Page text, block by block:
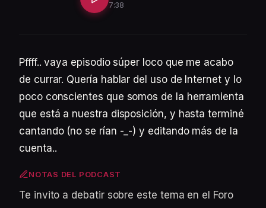
7:38
Pffff.. vaya episodio súper loco que me acabo
de currar. Quería hablar del uso de Internet y lo
poco conscientes que somos de la herramienta
que está a nuestra disposición, y hasta terminé
cantando (no se rían -_-) y editando más de la
cuenta..
NOTAS DEL PODCAST
Te invito a debatir sobre este tema en el Foro